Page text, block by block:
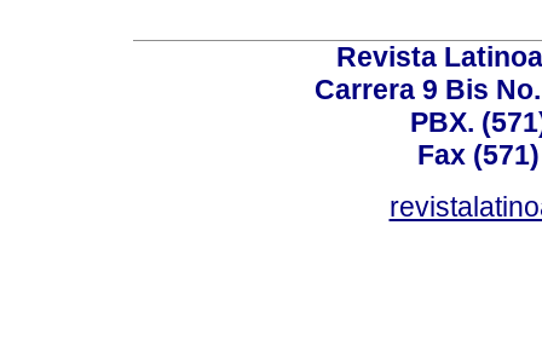
Revista
Carrera 9 Bis
PBX.
Fax